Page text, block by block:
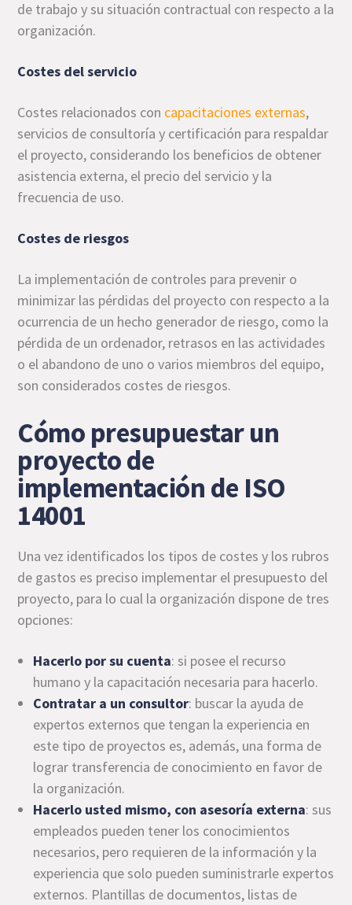
de trabajo y su situación contractual con respecto a la
organización.
Costes del servicio
Costes relacionados con capacitaciones externas,
servicios de consultoría y certificación para respaldar
el proyecto, considerando los beneficios de obtener
asistencia externa, el precio del servicio y la
frecuencia de uso.
Costes de riesgos
La implementación de controles para prevenir o
minimizar las pérdidas del proyecto con respecto a la
ocurrencia de un hecho generador de riesgo, como la
pérdida de un ordenador, retrasos en las actividades
o el abandono de uno o varios miembros del equipo,
son considerados costes de riesgos.
Cómo presupuestar un
proyecto de
implementación de ISO
14001
Una vez identificados los tipos de costes y los rubros
de gastos es preciso implementar el presupuesto del
proyecto, para lo cual la organización dispone de tres
opciones:
Hacerlo por su cuenta: si posee el recurso
humano y la capacitación necesaria para hacerlo.
Contratar a un consultor: buscar la ayuda de
expertos externos que tengan la experiencia en
este tipo de proyectos es, además, una forma de
lograr transferencia de conocimiento en favor de
la organización.
Hacerlo usted mismo, con asesoría externa: sus
empleados pueden tener los conocimientos
necesarios, pero requieren de la información y la
experiencia que solo pueden suministrarle expertos
externos. Plantillas de documentos, listas de